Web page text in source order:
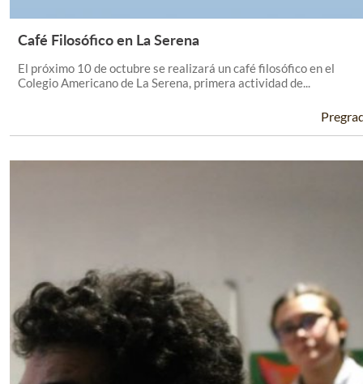
Café Filosófico en La Serena
El próximo 10 de octubre se realizará un café filosófico en el
Colegio Americano de La Serena, primera actividad de...